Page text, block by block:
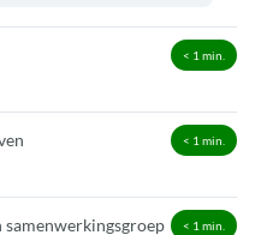
< 1 min.
1
2
3
< 1 min.
samenwerkingsgroep < 1 min.